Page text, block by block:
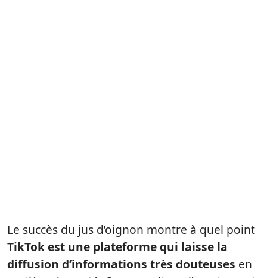
Le succès du jus d’oignon montre à quel point
TikTok est une plateforme qui laisse la
diffusion d’informations très douteuses en